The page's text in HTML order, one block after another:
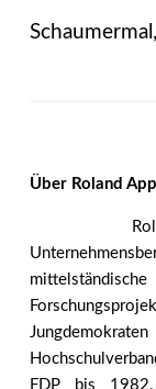
Über Roland
FDP bis